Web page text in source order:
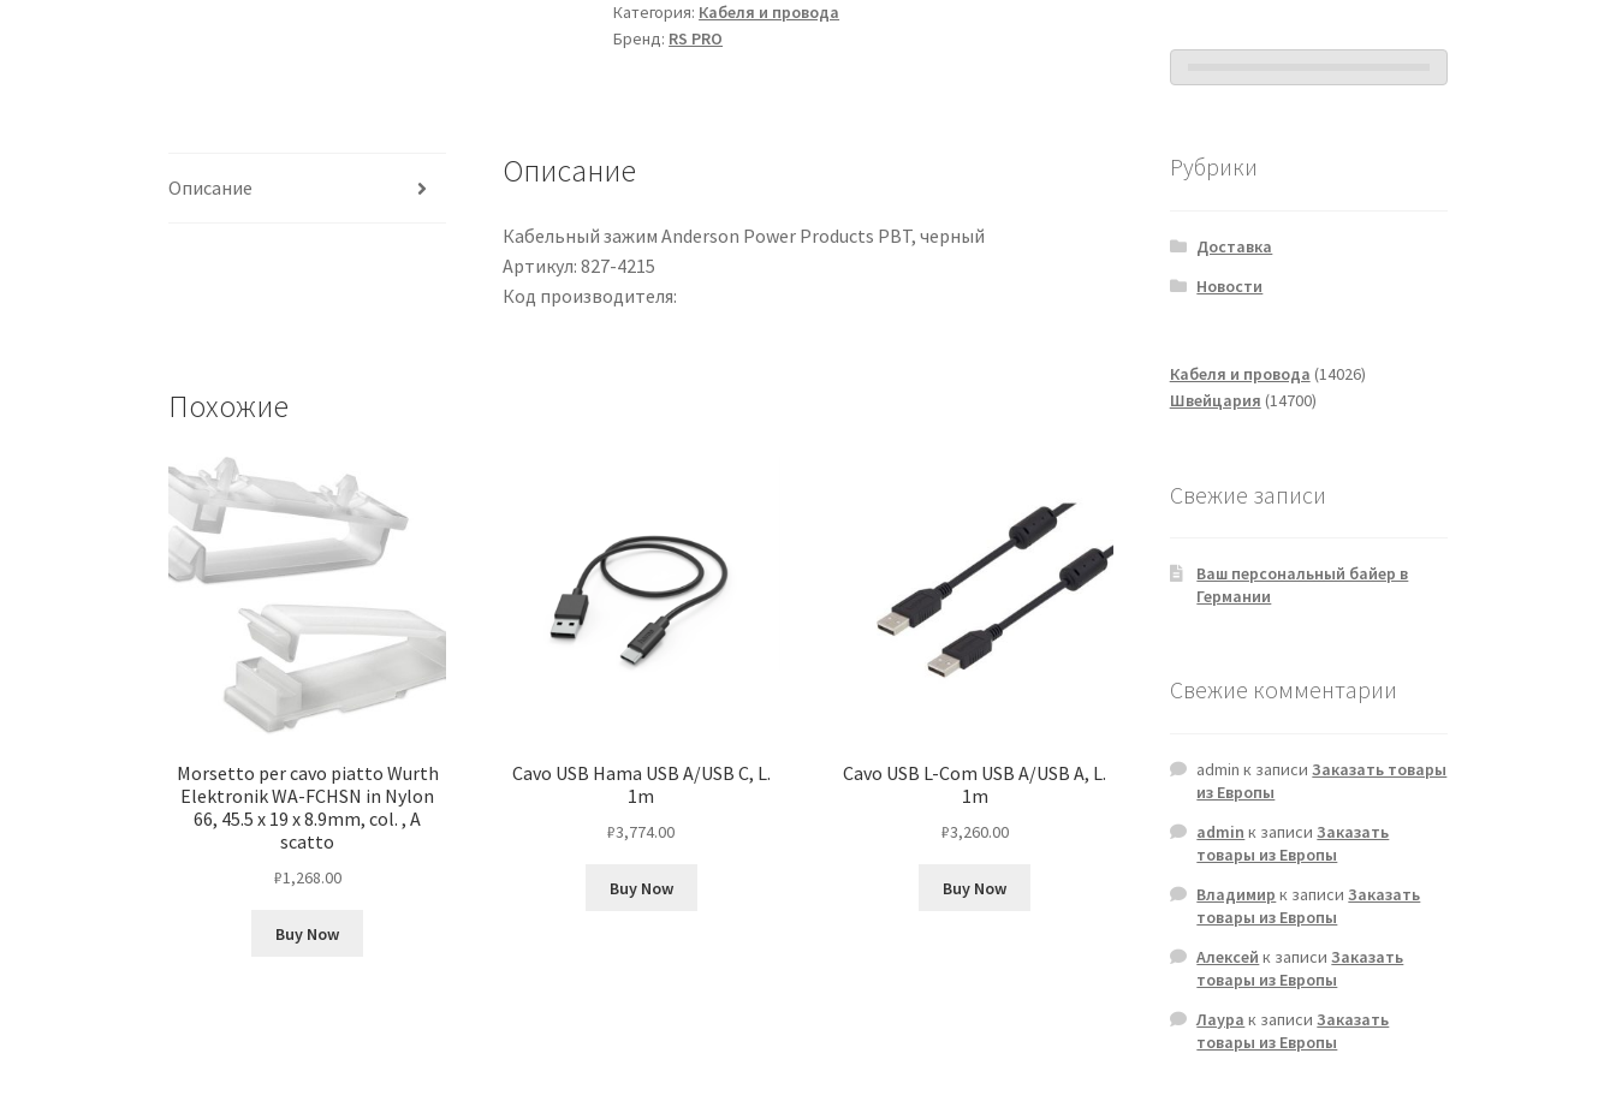
schermato
a
mm²,
300/500
Ø16.7mm,
Категория: Кабеля и провода
Бренд: RS PRO
Описание Описание
Кабельный зажим Anderson Power Products PBT, черный
Артикул: 827-4215
Код производителя:
Похожие
Morsetto per cavo piatto Wurth
Elektronik WA-FCHSN in Nylon
66, 45.5 x 19 x 8.9mm, col. , A
scatto
₽1,268.00
Buy Now
Cavo USB Hama USB A/USB C, L.
1m
₽3,774.00
Buy Now
Cavo USB L-Com USB A/USB A, L.
1m
₽3,260.00
Buy Now
Рубрики
Доставка
Новости
Кабеля и провода 1402614026
Швейцария 1470014700
Свежие записи
Ваш персональный байер в
Германии
Свежие комментарии
admin к записиЗаказать товары
из Европы
admin к записиЗаказать
товары из Европы
Владимир к записиЗаказать
товары из Европы
Алексей к записиЗаказать
товары из Европы
Лаура к записиЗаказать
товары из Европы